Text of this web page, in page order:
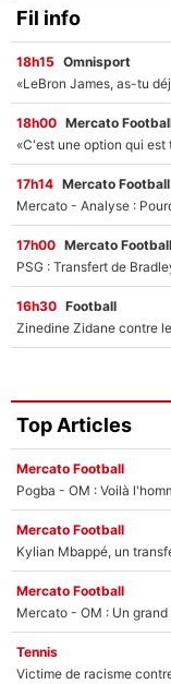
Fil info
18h15 Omnisport
18h00 Mercato
17h14 Mercato Football
Mercato - Analyse :
17h00 Mercato Football
16h30 Football
Top Articles
Mercato Football
Pogba - OM : Voilà
Mercato Football
Kylian Mbappé, un
Mercato Football
Tennis